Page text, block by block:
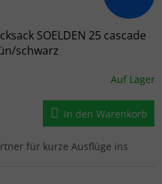
SOELDEN 25 cascade
schwarz
Auf Lager
In den Warenkorb
für kurze Ausflüge ins